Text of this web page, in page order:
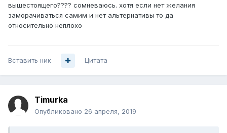
вышестоящего???? сомневаюсь. хотя если нет желания
заморачиваться самим и нет альтернативы то да
относительно неплохо
Вставить ник Цитата
Timurka
Опубликовано 26 апреля, 2019